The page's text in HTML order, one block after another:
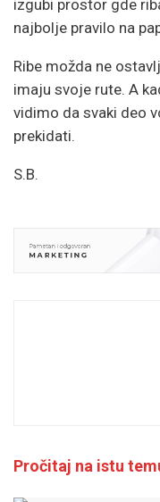
izgubi prostor gde
najbolje pravilo na
Ribe možda ne
imaju svoje rute. A
vidimo da svaki deo
prekidati.
S.B.
Pročitaj na istu